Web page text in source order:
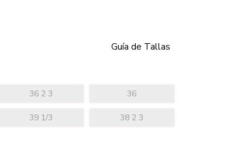
Guía de Tallas
36 2 3 36
39 1/3 38 2 3